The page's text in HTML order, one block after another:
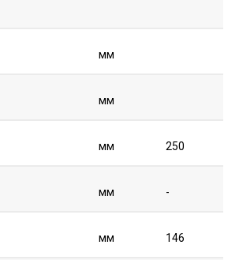
мм
мм
мм 250
мм -
мм 146